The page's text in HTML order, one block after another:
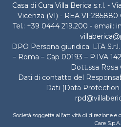
Casa di Cura Villa Berica s.r.l. -
Vicenza (VI) - REA VI-285880
Tel.: +39 0444 219.200 - email:
DPO Persona giuridica: LTA
– Roma – Cap 00193 – P.IVA
Dott.ssa Rosa
Dati di contatto del
Dati (Data Protection
Società soggetta all'attività di direzione e
Care S.p.A.